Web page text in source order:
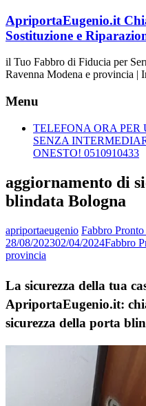
Vai
al
contenuto
ApriportaEugenio.it
Sostituzione e
il Tuo Fabbro di Fiducia per
Ravenna Modena e provincia |
Menu
TELEFONA ORA PER
SENZA
ONESTO! 0510910433
aggiornamento di
blindata Bologna
apriportaeugenio Fabbro
28/08/202302/04/2024Fabbro
provincia
La sicurezza della tua
ApriportaEugenio.it:
sicurezza della porta